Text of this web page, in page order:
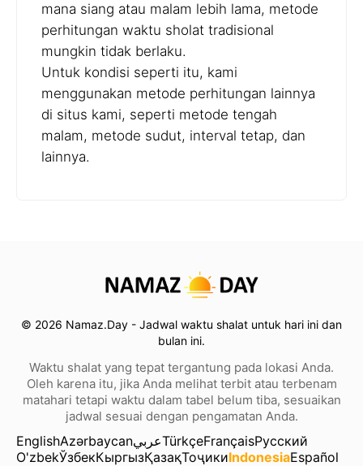
mana siang atau malam lebih lama, metode
perhitungan waktu sholat tradisional
mungkin tidak berlaku.
Untuk kondisi seperti itu, kami
menggunakan metode perhitungan lainnya
di situs kami, seperti metode tengah
malam, metode sudut, interval tetap, dan
lainnya.
© 2026 Namaz.Day - Jadwal waktu shalat untuk hari ini dan
bulan ini.
Waktu shalat yang tepat tergantung pada lokasi Anda.
Oleh karena itu, jika Anda melihat terbit atau terbenam
matahari tetapi waktu dalam tabel belum tiba, sesuaikan
jadwal sesuai dengan pengamatan Anda.
EnglishAzərbaycanعربيTürkçeFrançaisРусский
O'zbekЎзбекКыргызҚазақТоҷикиIndonesiaEspañol